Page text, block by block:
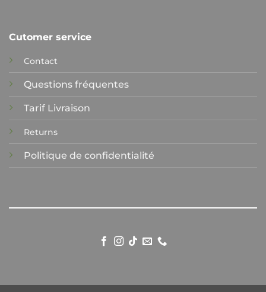
Cutomer service
Contact
Questions fréquentes
Tarif Livraison
Returns
Politique de confidentialité